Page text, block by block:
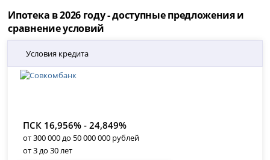
Ипотека в 2026 году - доступные предложения и
сравнение условий
Условия кредита
ПСК 16,956% - 24,849%
от 300 000 до 50 000 000 рублей
от 3 до 30 лет